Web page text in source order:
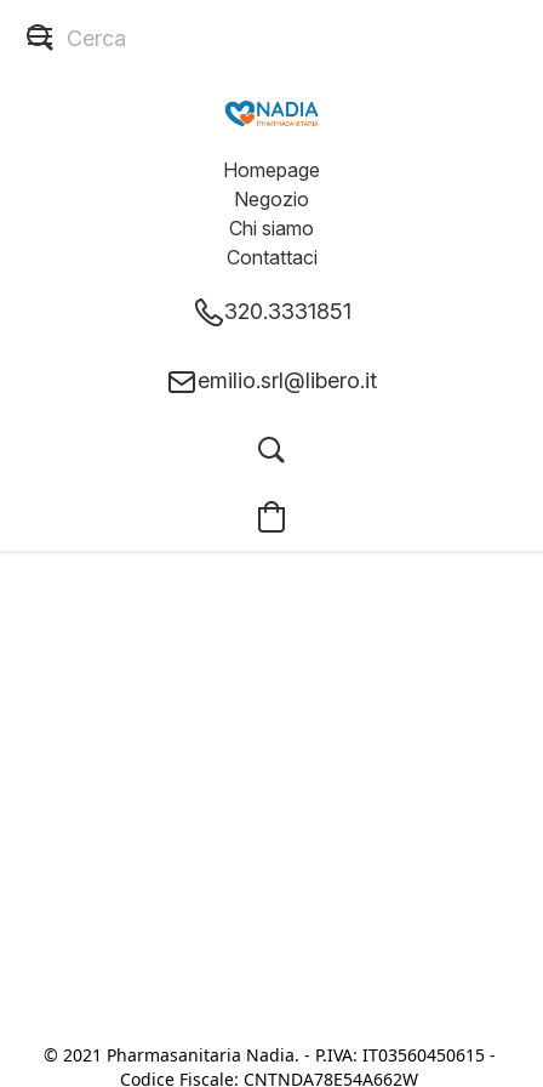
Homepage
Negozio
Chi siamo
Contattaci
320.3331851
emilio.srl@libero.it
© 2021 Pharmasanitaria Nadia. - P.IVA: IT03560450615 -
Codice Fiscale: CNTNDA78E54A662W